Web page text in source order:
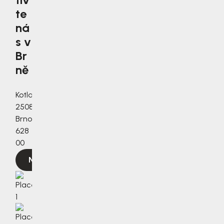
te
ná
s v
Br
ně
Kotlanova
2508/3a,
Brno,
628
00
Navigovat